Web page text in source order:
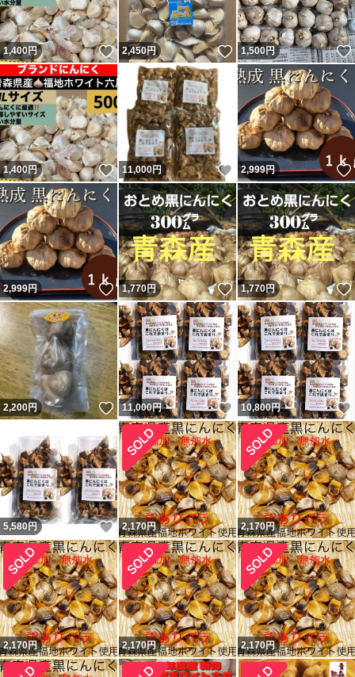
1,400円 いいね！
2,450円 いいね！
1,500円
1,400円 いいね！
11,000円 いいね！
2,999円
2,999円 いいね！
1,770円 いいね！
1,770円
2,200円 いいね！
11,000円 いいね！
10,800円
5,580円 いいね！
2,170円 2,170円
2,170円 2,170円 2,170円